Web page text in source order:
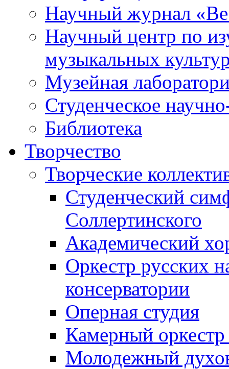
Научный журнал
Научный центр по
музыкальных
Музейная
Студенческое
Библиотека
Творчество
Творческие
Студенческий
Соллертинского
Академический
Оркестр русских
консерватории
Оперная студия
Камерный оркестр
Молодежный